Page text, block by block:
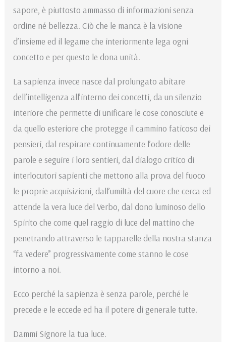
sapore, è piuttosto ammasso di informazioni senza
ordine né bellezza. Ciò che le manca è la visione
d’insieme ed il legame che interiormente lega ogni
concetto e per questo le dona unità.
La sapienza invece nasce dal prolungato abitare
dell’intelligenza all’interno dei concetti, da un silenzio
interiore che permette di unificare le cose conosciute e
da quello esteriore che protegge il cammino faticoso dei
pensieri, dal respirare continuamente l’odore delle
parole e seguire i loro sentieri, dal dialogo critico di
interlocutori sapienti che mettono alla prova del fuoco
le proprie acquisizioni, dall’umiltà del cuore che cerca ed
attende la vera luce del Verbo, dal dono luminoso dello
Spirito che come quel raggio di luce del mattino che
penetrando attraverso le tapparelle della nostra stanza
“fa vedere” progressivamente come stanno le cose
intorno a noi.
Ecco perché la sapienza è senza parole, perché le
precede e le eccede ed ha il potere di generale tutte.
Dammi Signore la tua luce.